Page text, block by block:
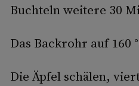
Buchteln weitere 30
Das Backrohr auf 160
Die Äpfel schälen,